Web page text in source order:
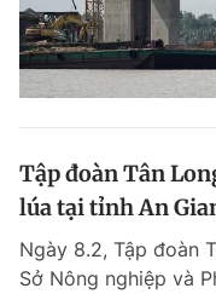
Tập đoàn Tân
lúa tại tỉnh An
Ngày 8.2, Tập đoàn
Sở Nông nghiệp và